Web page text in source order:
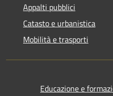
Appalti pubblici
Catasto e urbanistica
Mobilità e trasporti
Educazione e